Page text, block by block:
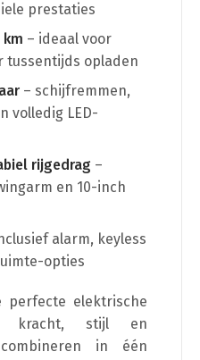
prestaties
– ideaal voor
tussentijds opladen
– schijfremmen,
volledig LED-
rijgedrag –
en 10-inch
alarm, keyless
opties
perfecte elektrische
kracht, stijl en
in één